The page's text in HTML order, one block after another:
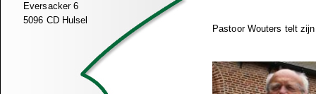
Eversacker 6
5096 CD Hulsel
Pastoor Wouters telt